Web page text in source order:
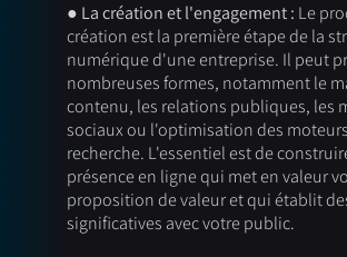
● La création et l'engagement : Le
création est la première étape de la
numérique d'une entreprise. Il peut
nombreuses formes, notamment le
contenu, les relations publiques, les
sociaux ou l'optimisation des
recherche. L'essentiel est de
présence en ligne qui met en valeur
proposition de valeur et qui établit
significatives avec votre public.